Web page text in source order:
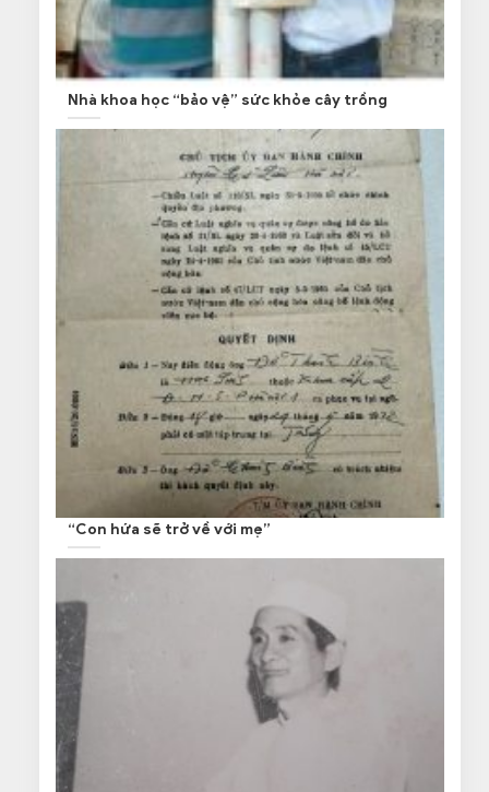
Nhà khoa học “bảo vệ” sức khỏe cây trồng
“Con hứa sẽ trở về với mẹ”